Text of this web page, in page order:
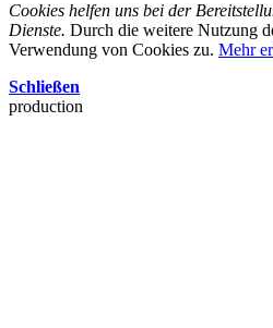
Cookies helfen uns bei der
Dienste. Durch die weitere Nutzung
Verwendung von Cookies zu. Mehr
Schließen
production